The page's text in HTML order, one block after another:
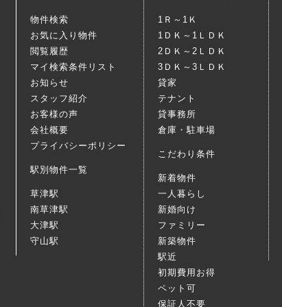
物件検索
お気に入り物件
閲覧履歴
マイ検索条件リスト
お知らせ
スタッフ紹介
お客様の声
会社概要
プライバシーポリシー
駅別物件一覧
草津駅
南草津駅
大津駅
守山駅
1Ｒ～1Ｋ
1ＤＫ～1ＬＤＫ
2ＤＫ～2ＬＤＫ
3ＤＫ～3ＬＤＫ
貸家
テナント
貸事務所
倉庫・駐車場
こだわり条件
新着物件
一人暮らし
新婚向け
ファミリー
新築物件
駅近
初期費用お得
ペット可
保証人不要